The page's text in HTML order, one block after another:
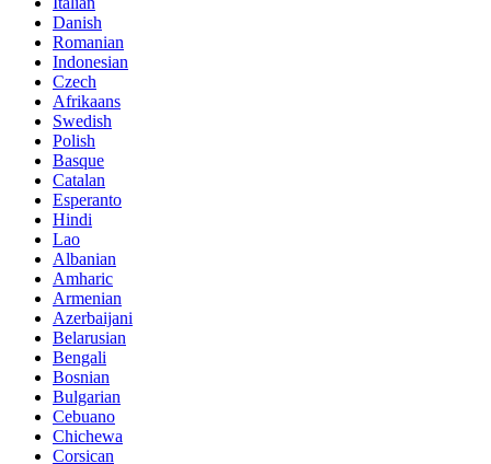
Danish
Romanian
Indonesian
Czech
Afrikaans
Swedish
Polish
Basque
Catalan
Esperanto
Hindi
Lao
Albanian
Amharic
Armenian
Azerbaijani
Belarusian
Bengali
Bosnian
Bulgarian
Cebuano
Chichewa
Corsican